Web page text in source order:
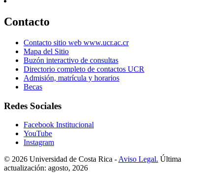
Contacto
Contacto sitio web www.ucr.ac.cr
Mapa del Sitio
Buzón interactivo de consultas
Directorio completo de contactos UCR
Admisión, matrícula y horarios
Becas
Redes Sociales
Facebook Institucional
YouTube
Instagram
© 2026 Universidad de Costa Rica - Aviso Legal. Última
actualización: agosto, 2026